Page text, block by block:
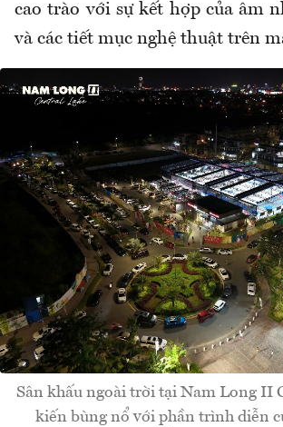
cao trào với sự kết hợp của âm
và các tiết mục nghệ thuật trên
Sân khấu ngoài trời tại Nam Long II
kiến bùng nổ với phần trình diễn